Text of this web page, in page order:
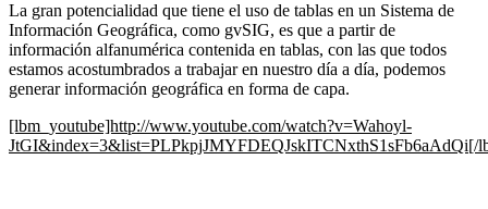
La gran potencialidad que tiene el uso de tablas en un Sistema de
Información Geográfica, como gvSIG, es que a partir de
información alfanumérica contenida en tablas, con las que todos
estamos acostumbrados a trabajar en nuestro día a día, podemos
generar información geográfica en forma de capa.
[lbm_youtube]http://www.youtube.com/watch?v=Wahoyl-
JtGI&index=3&list=PLPkpjJMYFDEQJskITCNxthS1sFb6aAdQi[/